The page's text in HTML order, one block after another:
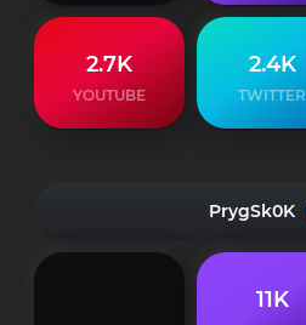
2.7K
YOUTUBE
2.4K
TWITTER
PrygSk0K
11K